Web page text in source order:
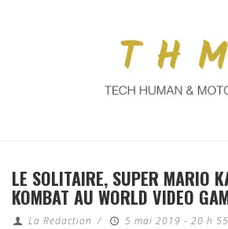
LE SOLITAIRE, SUPER MARIO
KOMBAT AU WORLD VIDEO
La Redaction / 5 mai 2019 - 20 h 55